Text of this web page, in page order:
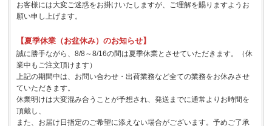
お客様には大変ご迷惑をお掛けいたしますが、ご理解を賜りますようお
願い申し上げます。
【夏季休業（お盆休み）のお知らせ】
誠に勝手ながら、8/8～8/16の間は夏季休業とさせていただきます。（休
業中もご注文頂けます）
上記の期間中は、お問い合わせ・出荷業務など全ての業務をお休みさせ
ていただきます。
休業明けは大変混み合うことが予想され、発送までに通常よりお時間を
頂戴し、
また、お届け日指定のご希望に添えない場合がございます。予めご了承